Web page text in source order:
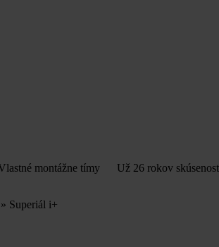
montážne tímy Už 26 rokov
» Superiál i+